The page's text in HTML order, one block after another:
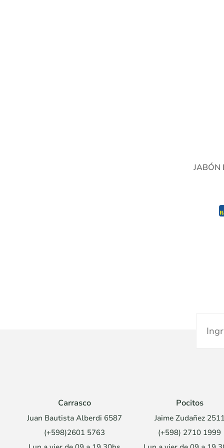
JABÓN
Carrasco
Juan Bautista Alberdi 6587
(+598)2601 5763
Pocitos
Jaime Zudañez 2511
(+598) 2710 1999